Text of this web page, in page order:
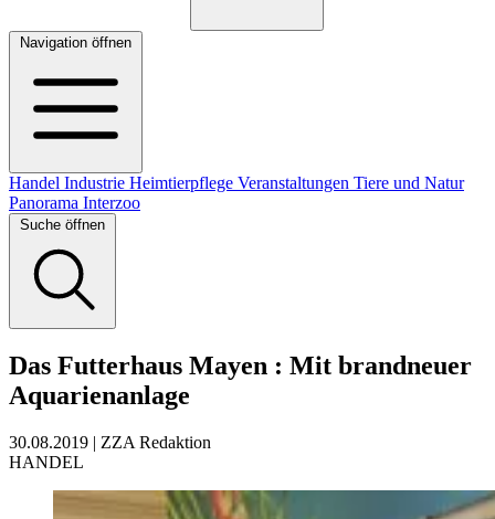
Navigation öffnen
Handel Industrie Heimtierpflege Veranstaltungen Tiere und Natur
Panorama Interzoo
Suche öffnen
Das Futterhaus Mayen : Mit brandneuer
Aquarienanlage
30.08.2019 | ZZA Redaktion
HANDEL